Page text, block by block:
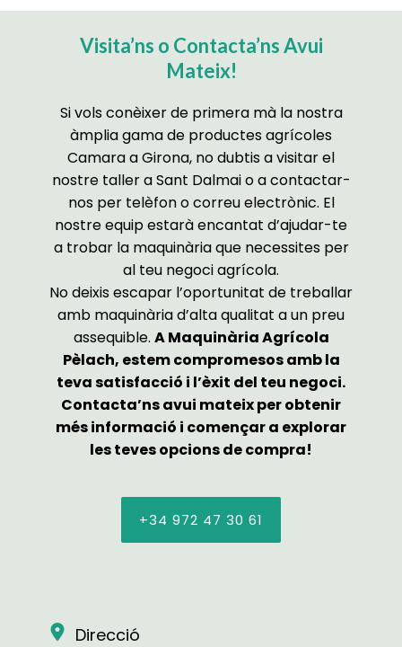
Visita’ns o Contacta’ns Avui
Mateix!
Si vols conèixer de primera mà la nostra
àmplia gama de productes agrícoles
Camara a Girona, no dubtis a visitar el
nostre taller a Sant Dalmai o a contactar-
nos per telèfon o correu electrònic. El
nostre equip estarà encantat d’ajudar-te
a trobar la maquinària que necessites per
al teu negoci agrícola.
No deixis escapar l’oportunitat de treballar
amb maquinària d’alta qualitat a un preu
assequible. A Maquinària Agrícola
Pèlach, estem compromesos amb la
teva satisfacció i l’èxit del teu negoci.
Contacta’ns avui mateix per obtenir
més informació i començar a explorar
les teves opcions de compra!
+34 972 47 30 61
Direcció